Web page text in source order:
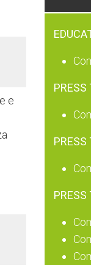
e
PRESS
PRESS
PRESS